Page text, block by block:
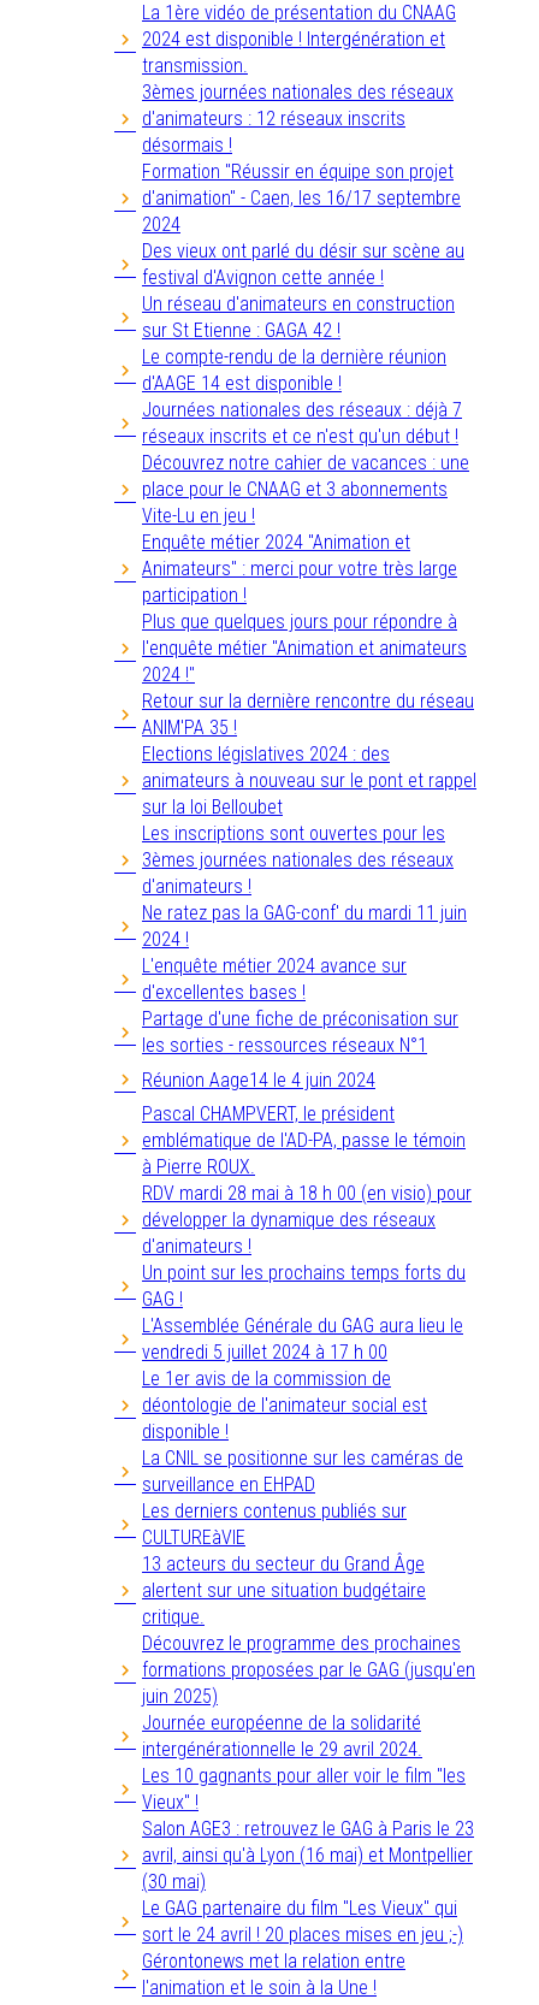
La 1ère vidéo de présentation du CNAAG
2024 est disponible ! Intergénération et
transmission.
3èmes journées nationales des réseaux
d'animateurs : 12 réseaux inscrits
désormais !
Formation "Réussir en équipe son projet
d'animation" - Caen, les 16/17 septembre
2024
Des vieux ont parlé du désir sur scène au
festival d'Avignon cette année !
Un réseau d'animateurs en construction
sur St Etienne : GAGA 42 !
Le compte-rendu de la dernière réunion
d'AAGE 14 est disponible !
Journées nationales des réseaux : déjà 7
réseaux inscrits et ce n'est qu'un début !
Découvrez notre cahier de vacances : une
place pour le CNAAG et 3 abonnements
Vite-Lu en jeu !
Enquête métier 2024 "Animation et
Animateurs" : merci pour votre très large
participation !
Plus que quelques jours pour répondre à
l'enquête métier "Animation et animateurs
2024 !"
Retour sur la dernière rencontre du réseau
ANIM'PA 35 !
Elections législatives 2024 : des
animateurs à nouveau sur le pont et rappel
sur la loi Belloubet
Les inscriptions sont ouvertes pour les
3èmes journées nationales des réseaux
d'animateurs !
Ne ratez pas la GAG-conf' du mardi 11 juin
2024 !
L'enquête métier 2024 avance sur
d'excellentes bases !
Partage d'une fiche de préconisation sur
les sorties - ressources réseaux N°1
Réunion Aage14 le 4 juin 2024
Pascal CHAMPVERT, le président
emblématique de l'AD-PA, passe le témoin
à Pierre ROUX.
RDV mardi 28 mai à 18 h 00 (en visio) pour
développer la dynamique des réseaux
d'animateurs !
Un point sur les prochains temps forts du
GAG !
L'Assemblée Générale du GAG aura lieu le
vendredi 5 juillet 2024 à 17 h 00
Le 1er avis de la commission de
déontologie de l'animateur social est
disponible !
La CNIL se positionne sur les caméras de
surveillance en EHPAD
Les derniers contenus publiés sur
CULTUREàVIE
13 acteurs du secteur du Grand Âge
alertent sur une situation budgétaire
critique.
Découvrez le programme des prochaines
formations proposées par le GAG (jusqu'en
juin 2025)
Journée européenne de la solidarité
intergénérationnelle le 29 avril 2024.
Les 10 gagnants pour aller voir le film "les
Vieux" !
Salon AGE3 : retrouvez le GAG à Paris le 23
avril, ainsi qu'à Lyon (16 mai) et Montpellier
(30 mai)
Le GAG partenaire du film "Les Vieux" qui
sort le 24 avril ! 20 places mises en jeu ;-)
Gérontonews met la relation entre
l'animation et le soin à la Une !